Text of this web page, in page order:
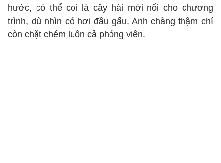
hước, có thể coi là cây hài mới nổi cho chương
trình, dù nhìn có hơi đầu gấu. Anh chàng thậm chí
còn chặt chém luôn cả phóng viên.